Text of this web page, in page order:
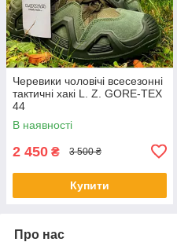
Черевики чоловічі всесезонні
тактичні хакі L. Z. GORE-TEX
44
В наявності
2 450 ₴ 3 500 ₴
Купити
Про нас